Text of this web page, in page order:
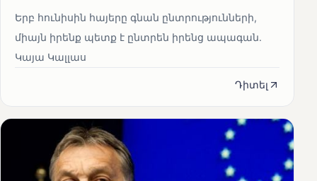
Երբ հունիսին հայերը գնան ընտրությունների,
միայն իրենք պետք է ընտրեն իրենց ապագան.
Կայա Կալլաս
Դիտել